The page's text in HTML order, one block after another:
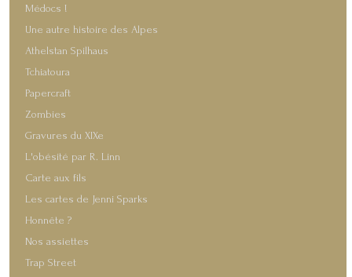
Médocs !
Une autre histoire des Alpes
Athelstan Spilhaus
Tchiatoura
Papercraft
Zombies
Gravures du XIXe
L'obésité par R. Linn
Carte aux fils
Les cartes de Jenni Sparks
Honnête ?
Nos assiettes
Trap Street